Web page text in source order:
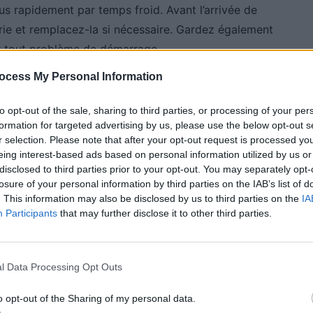
My Personal Information
opt-out of the sale, sharing to third parties, or processing of your
for targeted advertising by us, please use the below opt-out
selection. Please note that after your opt-out request is processed
interest-based ads based on personal information utilized by us
to third parties prior to your opt-out. You may separately
of your personal information by third parties on the IAB’s list of
This information may also be disclosed by us to third parties on the
Participants that may further disclose it to other third parties.
Data Processing Opt Outs
opt-out of the Sharing of my personal data.
rapidement par temps froid. Avant l’arrivée de
et remplacez-la si nécessaire. Gardez également
problème de démarrage.
éclairage :
des conditions météorologiques défavorables.
correctement, y compris les feux de croisement, les
freinage. Remplacez les ampoules défectueuses
votre voiture :
d’avoir un kit d’urgence
de poche, des câbles de démarrage, une pelle